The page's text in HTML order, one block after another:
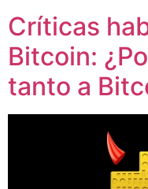
Críticas
Bitcoin:
tanto a